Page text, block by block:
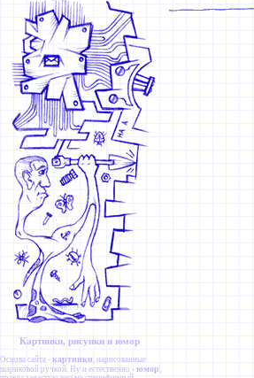
Картинки, рисунки и юмор
Основа сайта - картинки , нарисованные
шариковой ручкой. Ну и естественно - юмор ,